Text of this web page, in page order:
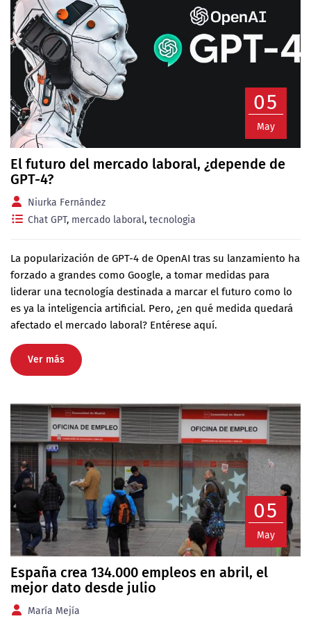
05
May
El futuro del mercado laboral, ¿depende de
GPT-4?
Niurka Fernández
Chat GPT, mercado laboral, tecnologia
La popularización de GPT-4 de OpenAI tras su lanzamiento ha
forzado a grandes como Google, a tomar medidas para
liderar una tecnología destinada a marcar el futuro como lo
es ya la inteligencia artificial. Pero, ¿en qué medida quedará
afectado el mercado laboral? Entérese aquí.
Ver más
05
May
España crea 134.000 empleos en abril, el
mejor dato desde julio
María Mejía